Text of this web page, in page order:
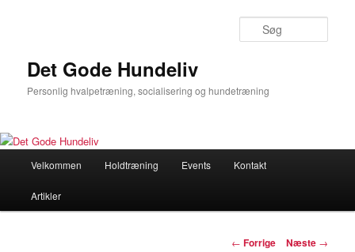
Det Gode Hundeliv
Personlig hvalpetræning, socialisering og hundetræning
Fortsæt
til
Velkommen Holdtræning Events Kontakt
Artikler
Indlægsnavigation
← Forrige Næste →